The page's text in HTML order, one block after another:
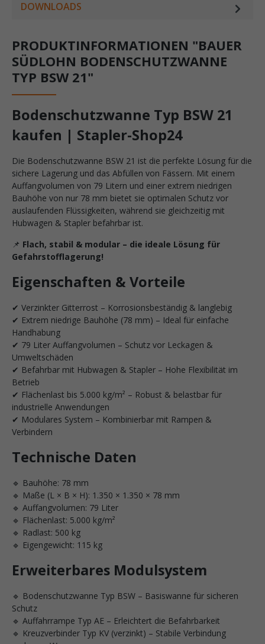
DOWNLOADS
PRODUKTINFORMATIONEN "BAUER
SÜDLOHN BODENSCHUTZWANNE
TYP BSW 21"
Bodenschutzwanne Typ BSW 21
kaufen | Stapler-Shop24
Die Bodenschutzwanne BSW 21 ist die perfekte Lösung für die
sichere Lagerung und das Abfüllen von Fässern. Mit einem
Auffangvolumen von 79 Litern und einer extrem niedrigen
Bauhöhe von nur 78 mm bietet sie optimalen Schutz vor
auslaufenden Flüssigkeiten, während sie gleichzeitig mit
Hubwagen & Stapler befahrbar ist.
📌 Flach, stabil & modular – die ideale Lösung für
Gefahrstofflagerung!
Eigenschaften & Vorteile
✔ Verzinkter Gitterrost – Korrosionsbeständig & langlebig
✔ Extrem niedrige Bauhöhe (78 mm) – Ideal für einfache
Handhabung
✔ 79 Liter Auffangvolumen – Schutz vor Leckagen &
Umweltschäden
✔ Befahrbar mit Hubwagen & Stapler – Hohe Flexibilität im
Betrieb
✔ Flächenlast bis 5.000 kg/m² – Robust & belastbar für
industrielle Anwendungen
✔ Modulares System – Kombinierbar mit Rampen &
Verbindern
Technische Daten
🔹 Bauhöhe: 78 mm
🔹 Maße (L × B × H): 1.350 × 1.350 × 78 mm
🔹 Auffangvolumen: 79 Liter
🔹 Flächenlast: 5.000 kg/m²
🔹 Radlast: 500 kg
🔹 Eigengewicht: 115 kg
Erweiterbares Modulsystem
🔹 Bodenschutzwanne Typ BSW – Basiswanne für sicheren
Schutz
🔹 Auffahrrampe Typ AE – Erleichtert die Befahrbarkeit
🔹 Kreuzverbinder Typ KV (verzinkt) – Stabile Verbindung